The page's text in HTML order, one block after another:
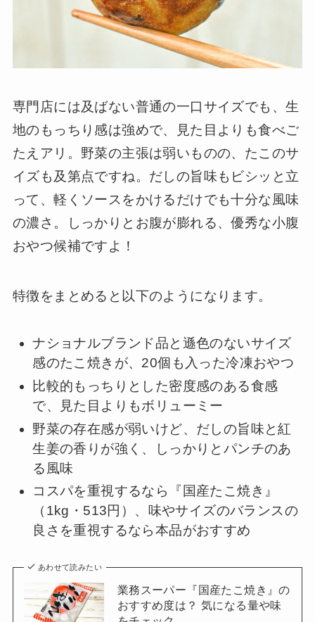
専門店には及ばない普通の一口サイズでも、生
地のもっちり感は強めで、見た目よりも食べご
たえアリ。野菜の主張は弱いものの、たこのサ
イズも及第点ですね。だしの旨味もビシッと立
って、軽くソースをかけるだけでも十分な風味
の濃さ。しっかりとお腹が膨れる、優秀な小腹
おやつ候補ですよ！
特徴をまとめると以下のようになります。
ナショナルブランド品と遜色のないサイズ
感のたこ焼きが、20個も入った冷凍おやつ
比較的もっちりとした密度感のある食感
で、見た目よりもボリューミー
野菜の存在感が弱いけど、だしの旨味と紅
生姜の香りが強く、しっかりとパンチのあ
る風味
コスパを重視するなら『国産たこ焼き』
（1kg・513円）、味やサイズのバランスの
良さを重視するなら本品がおすすめ
あわせて読みたい
業務スーパー『国産たこ焼き』の
おすすめ度は？ 気になる量や味